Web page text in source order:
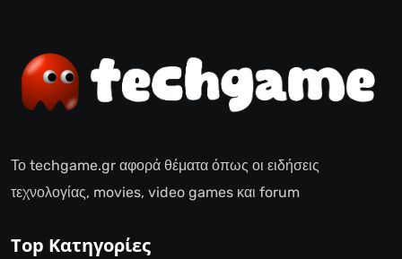
Το techgame.gr αφορά θέματα όπως οι ειδήσεις
τεχνολογίας, movies, video games και forum
Top Κατηγορίες